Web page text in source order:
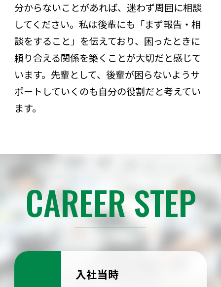
分からないことがあれば、迷わず周囲に相談
してください。私は後輩にも「まず報告・相
談をすること」を伝えており、困ったときに
頼り合える関係を築くことが大切だと感じて
います。先輩として、後輩が困らないようサ
ポートしていくのも自分の役割だと考えてい
ます。
CAREER STEP
入社当時